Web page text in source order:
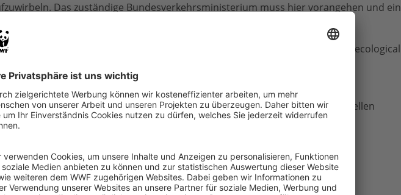
Das zuständige Bundesverkehrsministerium muss hier vorangehen und ein
Oder-Ausbau ausrufen.“
Gemeinsamen Forschungsstelle der EU-Kommission: An EU analysis of the ecological
River of 2022, 16.2.23;
ae18-11ed-8912-01aa75ed71a1/language-en
eine polnische Quelle (S. 24), wonach allein auf polnischer Seite an 282 Stellen
wurden.